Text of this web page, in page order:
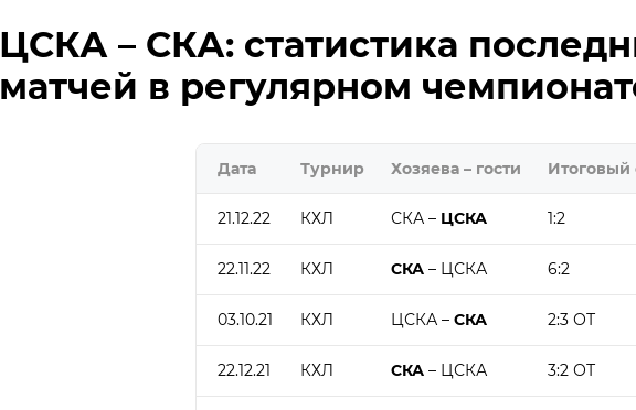
ЦСКА – СКА: статистика
матчей в регулярном
Дата Турнир Хозяева – гости Итоговый
21.12.22 КХЛ СКА – ЦСКА 1:2
22.11.22 КХЛ СКА– ЦСКА 6:2
03.10.21 КХЛ ЦСКА – СКА 2:3 ОТ
22.12.21 КХЛ СКА– ЦСКА 3:2 ОТ